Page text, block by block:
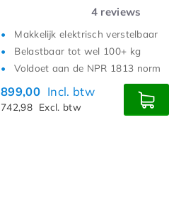
4 reviews
Makkelijk elektrisch verstelbaar
Belastbaar tot wel 100+ kg
Voldoet aan de NPR 1813 norm
899,00 Incl. btw
742,98 Excl. btw